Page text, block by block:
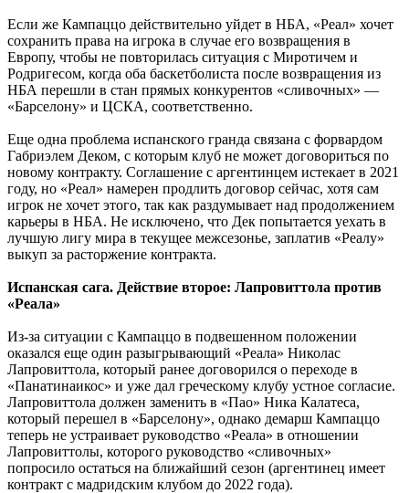
Если же Кампаццо действительно уйдет в НБА, «Реал» хочет
сохранить права на игрока в случае его возвращения в
Европу, чтобы не повторилась ситуация с Миротичем и
Родригесом, когда оба баскетболиста после возвращения из
НБА перешли в стан прямых конкурентов «сливочных» —
«Барселону» и ЦСКА, соответственно.
Еще одна проблема испанского гранда связана с форвардом
Габриэлем Деком, с которым клуб не может договориться по
новому контракту. Соглашение с аргентинцем истекает в 2021
году, но «Реал» намерен продлить договор сейчас, хотя сам
игрок не хочет этого, так как раздумывает над продолжением
карьеры в НБА. Не исключено, что Дек попытается уехать в
лучшую лигу мира в текущее межсезонье, заплатив «Реалу»
выкуп за расторжение контракта.
Испанская сага. Действие второе: Лапровиттола против
«Реала»
Из-за ситуации с Кампаццо в подвешенном положении
оказался еще один разыгрывающий «Реала» Николас
Лапровиттола, который ранее договорился о переходе в
«Панатинаикос» и уже дал греческому клубу устное согласие.
Лапровиттола должен заменить в «Пао» Ника Калатеса,
который перешел в «Барселону», однако демарш Кампаццо
теперь не устраивает руководство «Реала» в отношении
Лапровиттолы, которого руководство «сливочных»
попросило остаться на ближайший сезон (аргентинец имеет
контракт с мадридским клубом до 2022 года).